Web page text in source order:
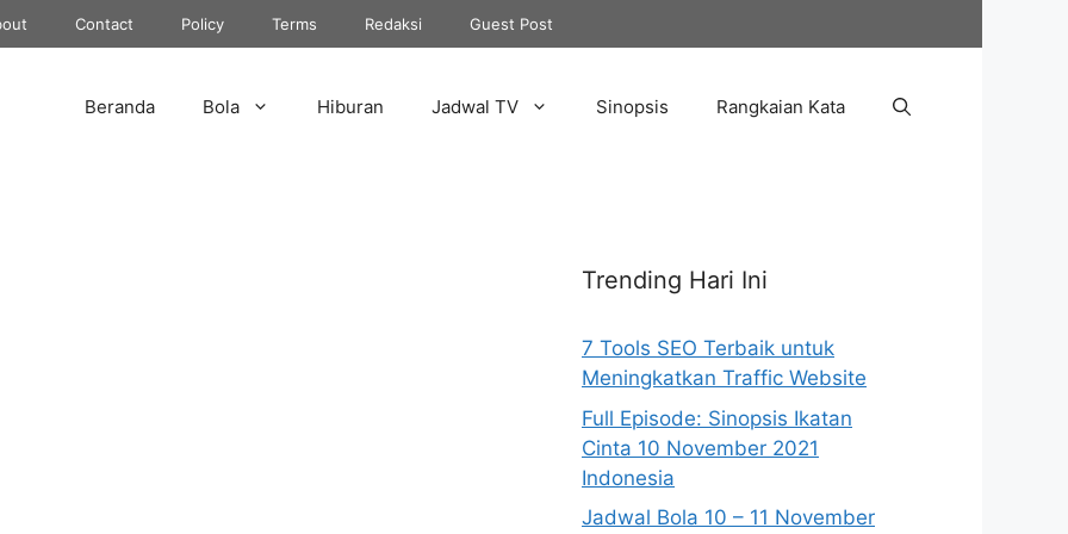
Contact Policy Terms Redaksi Guest Post
Beranda Bola Hiburan Jadwal TV Sinopsis Rangkaian Kata
Trending Hari Ini
7 Tools SEO Terbaik untuk
Meningkatkan Traffic Website
Full Episode: Sinopsis Ikatan
Cinta 10 November 2021
Indonesia
Jadwal Bola 10 – 11 November